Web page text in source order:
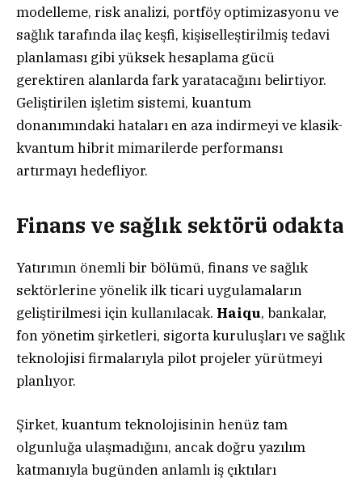
modelleme, risk analizi, portföy optimizasyonu ve
sağlık tarafında ilaç keşfi, kişiselleştirilmiş tedavi
planlaması gibi yüksek hesaplama gücü
gerektiren alanlarda fark yaratacağını belirtiyor.
Geliştirilen işletim sistemi, kuantum
donanımındaki hataları en aza indirmeyi ve klasik-
kvantum hibrit mimarilerde performansı
artırmayı hedefliyor.
Finans ve sağlık sektörü odakta
Yatırımın önemli bir bölümü, finans ve sağlık
sektörlerine yönelik ilk ticari uygulamaların
geliştirilmesi için kullanılacak. Haiqu, bankalar,
fon yönetim şirketleri, sigorta kuruluşları ve sağlık
teknolojisi firmalarıyla pilot projeler yürütmeyi
planlıyor.
Şirket, kuantum teknolojisinin henüz tam
olgunluğa ulaşmadığını, ancak doğru yazılım
katmanıyla bugünden anlamlı iş çıktıları